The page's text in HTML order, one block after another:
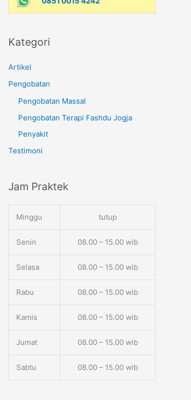
Kategori
Artikel
Pengobatan
Pengobatan Massal
Pengobatan Terapi Fashdu Jogja
Penyakit
Testimoni
Jam Praktek
Minggu tutup
Senin 08.00 – 15.00 wib
Selasa 08.00 – 15.00 wib
Rabu 08.00 – 15.00 wib
Kamis 08.00 – 15.00 wib
Jumat 08.00 – 15.00 wib
Sabtu 08.00 – 15.00 wib